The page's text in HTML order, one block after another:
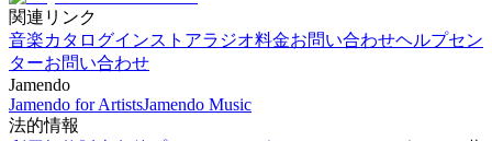
関連リンク
音楽カタログインストアラジオ料金お問い合わせヘルプセン
ターお問い合わせ
Jamendo
Jamendo for ArtistsJamendo Music
法的情報